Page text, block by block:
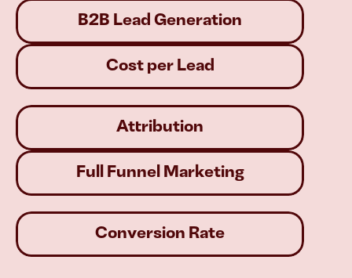
B2B Lead Generation
Cost per Lead
Attribution
Full Funnel Marketing
Conversion Rate